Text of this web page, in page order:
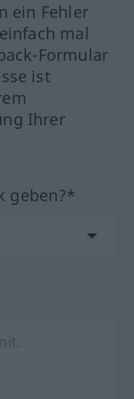
ein Fehler
mal
Formular
ist
Ihrer
geben?*